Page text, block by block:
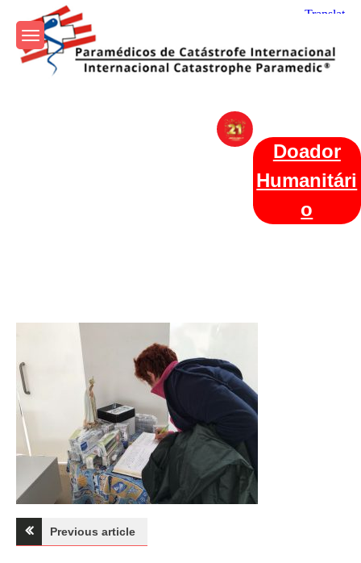
content
Internacional
Doador
Humanitári
o
Navegação
Previous article